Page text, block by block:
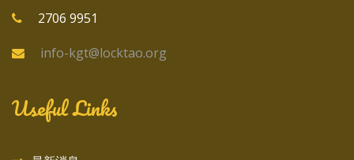
2706 9951
info-kgt@locktao.org
Useful Links